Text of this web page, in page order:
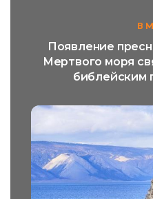
В
Появление
Мертвого моря
библейским